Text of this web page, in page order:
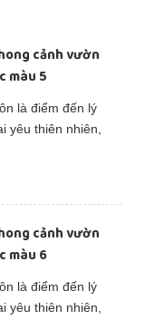
cảnh vườn
màu 5
là điểm đến lý
yêu thiên nhiên,
xanh để thư giãn.
xanh và hòa
cảnh vườn
màu 6
là điểm đến lý
yêu thiên nhiên,